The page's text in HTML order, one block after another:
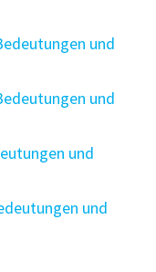
und
und
und
und